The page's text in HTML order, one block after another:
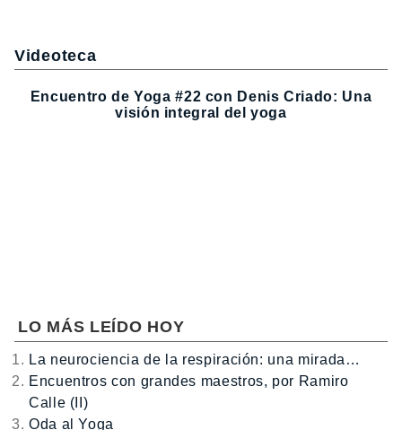
Videoteca
Encuentro de Yoga #22 con Denis Criado: Una
visión integral del yoga
LO MÁS LEÍDO HOY
La neurociencia de la respiración: una mirada…
Encuentros con grandes maestros, por Ramiro
Calle (II)
Oda al Yoga